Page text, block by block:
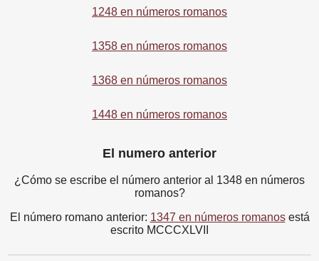
1248 en números romanos
1358 en números romanos
1368 en números romanos
1448 en números romanos
El numero anterior
¿Cómo se escribe el número anterior al 1348 en números
romanos?
El número romano anterior: 1347 en números romanosestá
escrito MCCCXLVII